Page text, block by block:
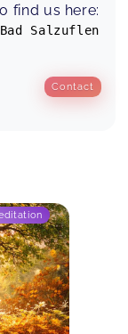
find us here:
Salzuflen
Contact